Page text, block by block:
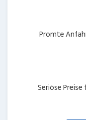
Promte
Seriöse